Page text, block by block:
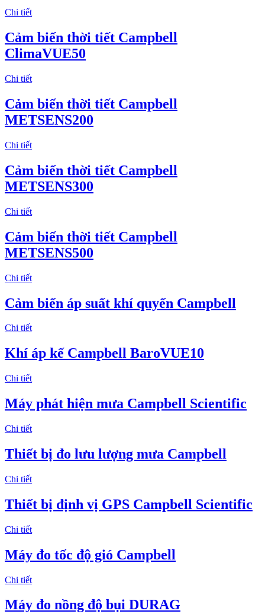
Chi tiết
Cảm biến thời tiết Campbell
ClimaVUE50
Chi tiết
Cảm biến thời tiết Campbell
METSENS200
Chi tiết
Cảm biến thời tiết Campbell
METSENS300
Chi tiết
Cảm biến thời tiết Campbell
METSENS500
Chi tiết
Cảm biến áp suất khí quyển Campbell
Chi tiết
Khí áp kế Campbell BaroVUE10
Chi tiết
Máy phát hiện mưa Campbell Scientific
Chi tiết
Thiết bị đo lưu lượng mưa Campbell
Chi tiết
Thiết bị định vị GPS Campbell Scientific
Chi tiết
Máy đo tốc độ gió Campbell
Chi tiết
Máy đo nồng độ bụi DURAG